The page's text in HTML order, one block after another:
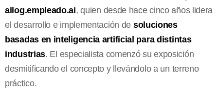
ailog.empleado.ai, quien desde hace cinco años lidera
el desarrollo e implementación de soluciones
basadas en inteligencia artificial para distintas
industrias. El especialista comenzó su exposición
desmitificando el concepto y llevándolo a un terreno
práctico.